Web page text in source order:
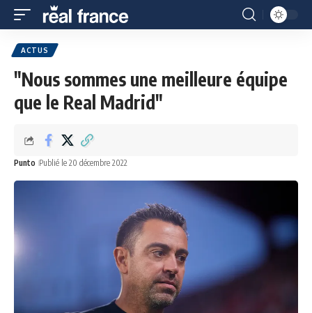
ACTUS
"Nous sommes une meilleure équipe
que le Real Madrid"
Punto Publié le 20 décembre 2022